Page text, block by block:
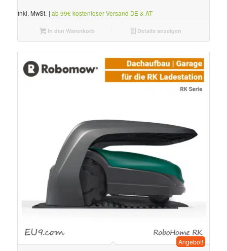
inkl. MwSt. | ab 99€ kostenloser Versand DE & AT
In den Warenkorb Details anzeigen
Angebot!